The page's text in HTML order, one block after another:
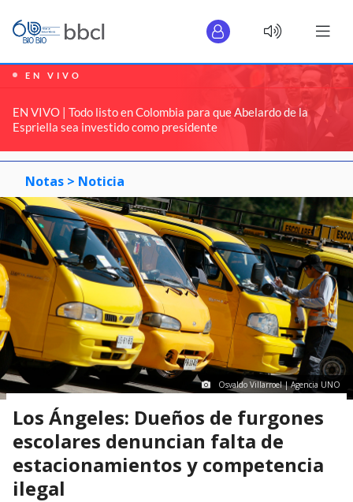
EN VIVO
EN VIVO | Todo listo en Colombia para que Abelardo de la
Espriella sea investido como presidente
Notas > Noticia
Osvaldo Villarroel | Agencia UNO
Los Ángeles: Dueños de furgones
escolares denuncian falta de
estacionamientos y competencia
ilegal